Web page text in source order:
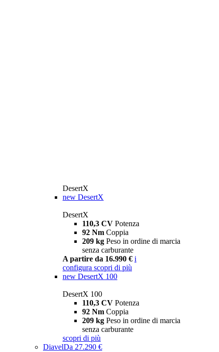
DesertX
new DesertX
DesertX
110,3 CV Potenza
92 Nm Coppia
209 kg Peso in ordine di marcia
senza carburante
A partire da 16.990 € i
configura scopri di più
new DesertX 100
DesertX 100
110,3 CV Potenza
92 Nm Coppia
209 kg Peso in ordine di marcia
senza carburante
scopri di più
DiavelDa 27.290 €